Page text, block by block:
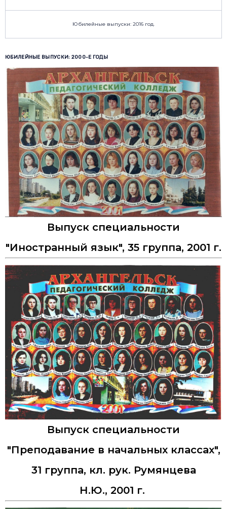
Юбилейные выпуски: 2016 год.
ЮБИЛЕЙНЫЕ ВЫПУСКИ: 2000-Е ГОДЫ
Выпуск специальности
"Иностранный язык", 35 группа, 2001 г.
Выпуск специальности
"Преподавание в начальных классах",
31 группа, кл. рук. Румянцева
Н.Ю., 2001 г.